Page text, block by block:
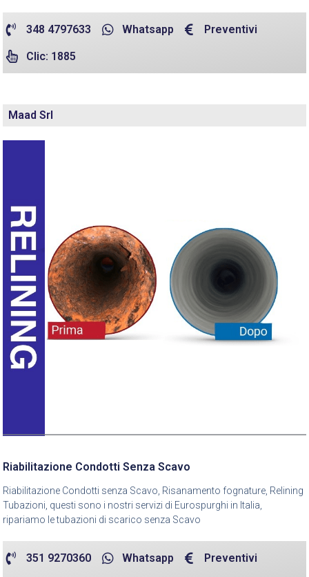
348 4797633 Whatsapp Preventivi
Clic: 1885
Maad Srl
Riabilitazione Condotti Senza Scavo
Riabilitazione Condotti senza Scavo, Risanamento fognature, Relining
Tubazioni, questi sono i nostri servizi di Eurospurghi in Italia,
ripariamo le tubazioni di scarico senza Scavo
351 9270360 Whatsapp Preventivi